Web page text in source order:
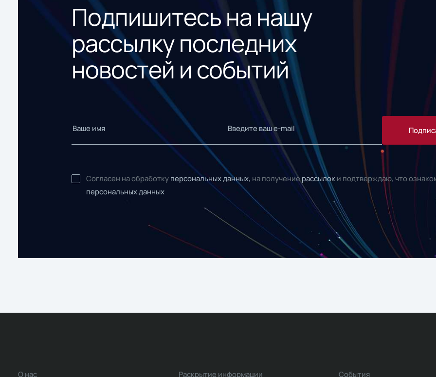
Подпишитесь на нашу
рассылку последних
новостей и событий
Согласен на обработку персональных данных, на получениерассылок и подтверждаю, что
персональных данных
О нас
Раскрытие информации
События